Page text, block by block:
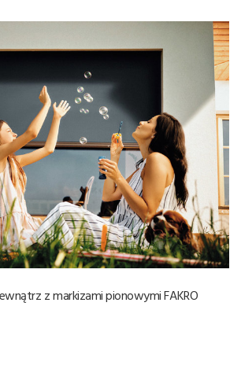
z markizami pionowymi FAKRO